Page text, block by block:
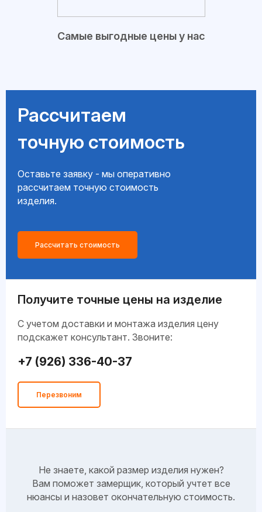
Самые выгодные цены у нас
Рассчитаем
точную стоимость
Оставьте заявку - мы оперативно
рассчитаем точную стоимость
изделия.
Рассчитать стоимость
Получите точные цены на изделие
C учетом доставки и монтажа изделия цену
подскажет консультант. Звоните:
+7 (926) 336-40-37
Перезвоним
Не знаете, какой размер изделия нужен?
Вам поможет замерщик, который учтет все
нюансы и назовет окончательную стоимость.